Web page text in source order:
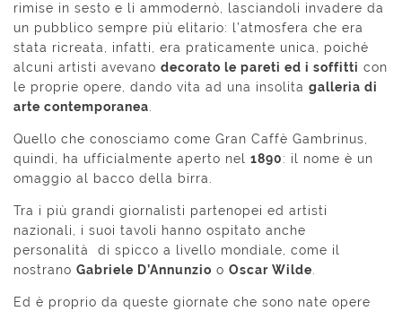
rimise in sesto e li ammodernò, lasciandoli invadere da
un pubblico sempre più elitario: l’atmosfera che era
stata ricreata, infatti, era praticamente unica, poiché
alcuni artisti avevano decorato le pareti ed i soffitti con
le proprie opere, dando vita ad una insolita galleria di
arte contemporanea.
Quello che conosciamo come Gran Caffè Gambrinus,
quindi, ha ufficialmente aperto nel 1890: il nome è un
omaggio al bacco della birra.
Tra i più grandi giornalisti partenopei ed artisti
nazionali, i suoi tavoli hanno ospitato anche
personalità di spicco a livello mondiale, come il
nostrano Gabriele D’Annunzio o Oscar Wilde.
Ed è proprio da queste giornate che sono nate opere